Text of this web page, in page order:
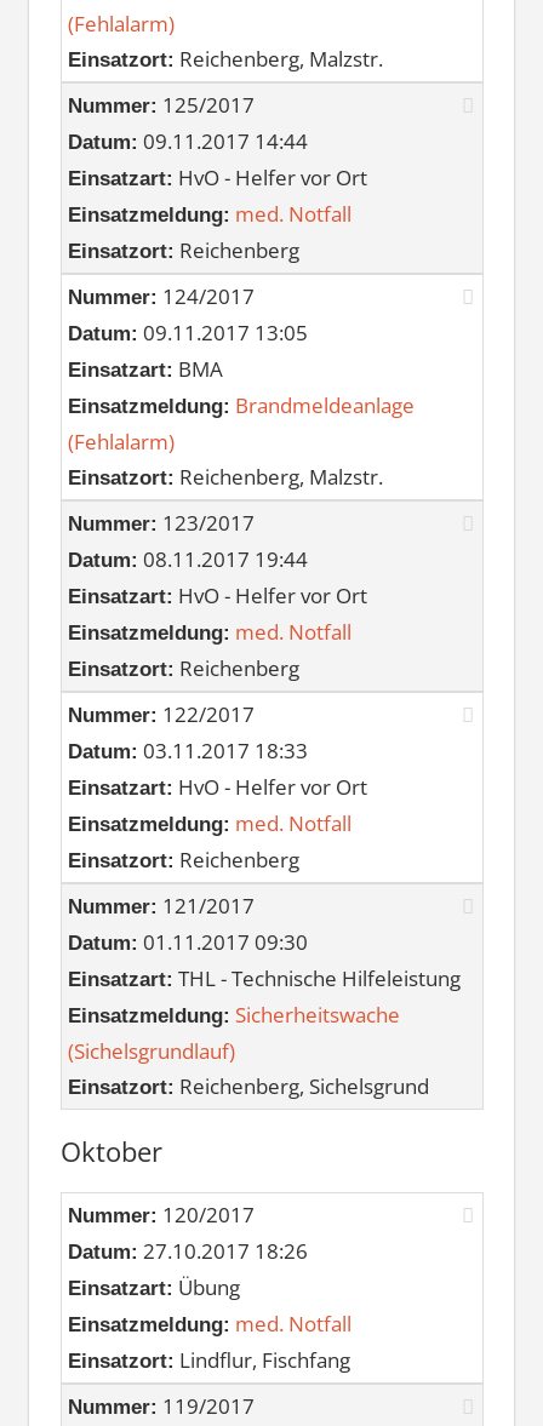
(Fehlalarm)
Einsatzort: Reichenberg, Malzstr.
Nummer: 125/2017
Datum: 09.11.2017 14:44
Einsatzart: HvO - Helfer vor Ort
Einsatzmeldung: med. Notfall
Einsatzort: Reichenberg
Nummer: 124/2017
Datum: 09.11.2017 13:05
Einsatzart: BMA
Einsatzmeldung: Brandmeldeanlage
(Fehlalarm)
Einsatzort: Reichenberg, Malzstr.
Nummer: 123/2017
Datum: 08.11.2017 19:44
Einsatzart: HvO - Helfer vor Ort
Einsatzmeldung: med. Notfall
Einsatzort: Reichenberg
Nummer: 122/2017
Datum: 03.11.2017 18:33
Einsatzart: HvO - Helfer vor Ort
Einsatzmeldung: med. Notfall
Einsatzort: Reichenberg
Nummer: 121/2017
Datum: 01.11.2017 09:30
Einsatzart: THL - Technische Hilfeleistung
Einsatzmeldung: Sicherheitswache
(Sichelsgrundlauf)
Einsatzort: Reichenberg, Sichelsgrund
Oktober
Nummer: 120/2017
Datum: 27.10.2017 18:26
Einsatzart: Übung
Einsatzmeldung: med. Notfall
Einsatzort: Lindflur, Fischfang
Nummer: 119/2017